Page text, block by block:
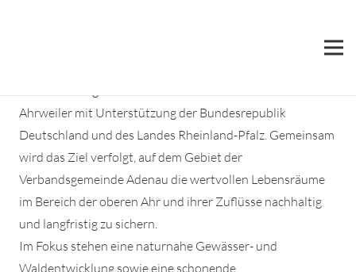
Ahrweiler mit Unterstützung der Bundesrepublik
Deutschland und des Landes Rheinland-Pfalz. Gemeinsam
wird das Ziel verfolgt, auf dem Gebiet der
Verbandsgemeinde Adenau die wertvollen Lebensräume
im Bereich der oberen Ahr und ihrer Zuflüsse nachhaltig
und langfristig zu sichern.
Im Fokus stehen eine naturnahe Gewässer- und
Waldentwicklung sowie eine schonende